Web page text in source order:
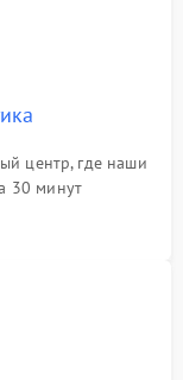
центр, где наши
30 минут